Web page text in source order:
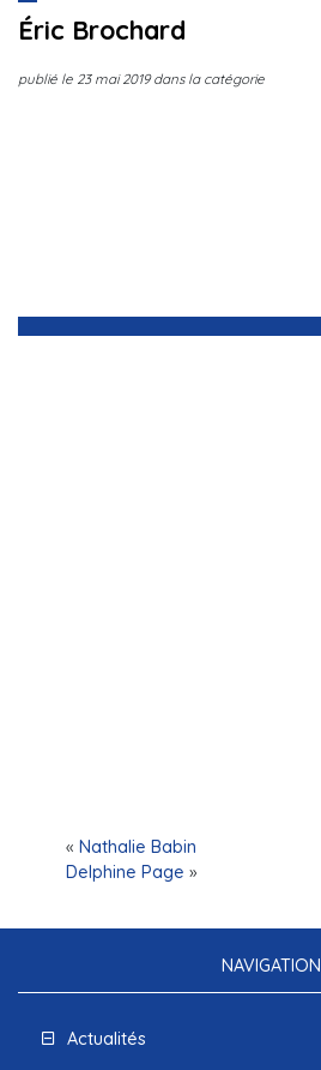
Éric Brochard
publié le 23 mai 2019dans la catégorie
« Nathalie Babin
Delphine Page »
NAVIGATION
Actualités